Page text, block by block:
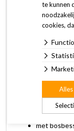
Vitakraft Rollinis
zijn naast een
De Rollinis zijn
de ronde vorm
voor alle
met
te kunnen
cookies,